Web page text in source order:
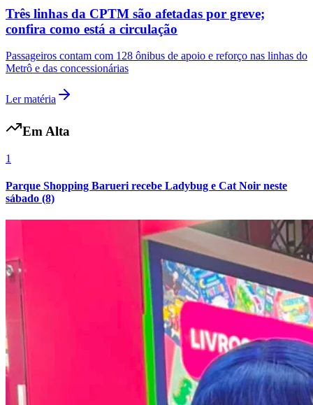
Vasco
Três linhas da CPTM são afetadas por greve;
confira como está a circulação
Passageiros contam com 128 ônibus de apoio e reforço nas linhas do
Metrô e das concessionárias
Ler matéria
Em Alta
1
Parque Shopping Barueri recebe Ladybug e Cat Noir neste
sábado (8)